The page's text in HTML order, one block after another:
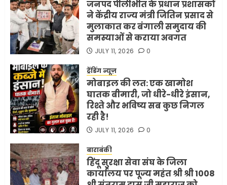
जनपद पीलीभीत के प्रधान प्रशासकों
ने केंद्रीय राज्य मंत्री जितिन प्रसाद से
मुलाकात कर बंगाली समुदाय की
समस्याओं से कराया अवगत
JULY 11, 2026 0
ट्रेंडिंग न्यूज़
मोबाइल की लत: एक खामोश
घातक बीमारी, जो धीरे-धीरे इंसान,
रिश्ते और भविष्य सब कुछ निगल
रही है!
JULY 11, 2026 0
बाराबंकी
हिंदू सुरक्षा सेवा संघ के जिला
कार्यालय पर पूज्य महंत श्री श्री 1008